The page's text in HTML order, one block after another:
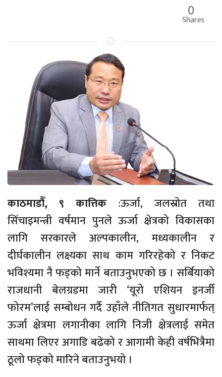
0
Shares
काठमाडौँ, ९ कात्तिक :ऊर्जा, जलस्रोत तथा
सिँचाइमन्त्री वर्षमान पुनले ऊर्जा क्षेत्रको विकासका
लागि सरकारले अल्पकालीन, मध्यकालीन र
दीर्घकालीन लक्ष्यका साथ काम गरिरहेको र निकट
भविश्यमा नै फड्को मार्ने बताउनुभएको छ । सर्बियाको
राजधानी बेलग्रडमा जारी ‘यूरो एशियन इनर्जी
फोरम’लाई सम्बोधन गर्दै उहाँले नीतिगत सुधारमार्फत्
ऊर्जा क्षेत्रमा लगानीका लागि निजी क्षेत्रलाई समेत
साथमा लिएर अगाडि बढेको र आगामी केही वर्षभित्रैमा
ठूलो फड्को मारिने बताउनुभयो ।